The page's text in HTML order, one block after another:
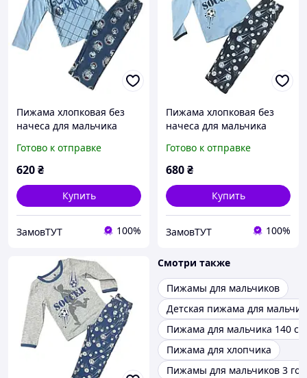
Пижама хлопковая без
начеса для мальчика
(2-3 года), рост 92-98 см
синий
Готово к отправке
620₴
Купить
ЗамовТУТ 100%
Пижама хлопковая без
начеса для мальчика
(2-3 года), рост 92-98 см
синий
Готово к отправке
680₴
Купить
ЗамовТУТ 100%
Смотри также
Пижамы для мальчиков
Детская пижама для
Пижама для мальчика 140 см
Пижама для хлопчика
Пижамы для мальчиков 3